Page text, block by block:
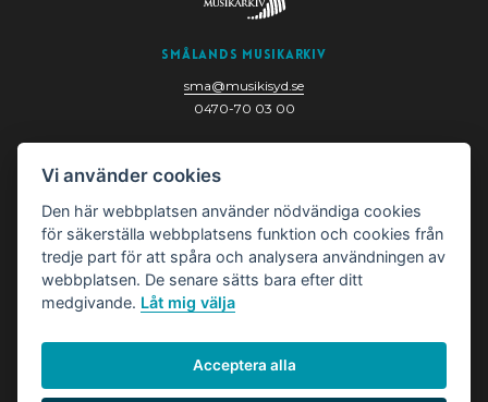
Smålands Musikarkiv
sma@musikisyd.se
0470-70 03 00
352 33 Växjö
Vi använder cookies
Den här webbplatsen använder nödvändiga cookies
för säkerställa webbplatsens funktion och cookies från
tredje part för att spåra och analysera användningen av
webbplatsen. De senare sätts bara efter ditt
medgivande. Låt mig välja
Acceptera alla